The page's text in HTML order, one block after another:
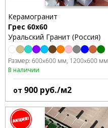
Керамогранит
Грес 60х60
Уральский Гранит (Россия)
Размер: 600x600 мм 1200x600 мм
В наличии
от 900 руб./м2